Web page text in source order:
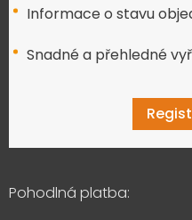
Informace o stavu
Snadné a přehledné
Pohodlná platba: